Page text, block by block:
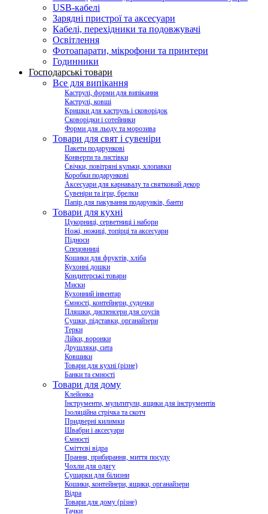
USB-кабелі
Зарядні пристрої та аксесуари
Кабелі, перехідники та подовжувачі
Освітлення
Фотоапарати, мікрофони та принтери
Годинники
Господарські товари
Все для випікання
Каструлі, форми для випікання
Каструлі, ковші
Кришки для каструль і сковорідок
Сковорідки і сотейники
Форми для льоду та морозива
Товари для свят і сувеніри
Пакети подарункові
Конверти та листівки
Свічки, повітряні кульки, хлопавки
Коробки подарункові
Аксесуари для карнавалу та святковий декор
Сувеніри та ігри, брелки
Папір для пакування подарунків, банти
Товари для кухні
Цукорниці, серветниці і набори
Ножі, ножиці, топірці та аксесуари
Підноси
Спецовниці
Кошики для фруктів, хліба
Кухонні дошки
Кондитерські товари
Миски
Кухонний інвентар
Ємності, контейнери, судочки
Пляшки, диспенсери для соусів
Сушки, підставки, органайзери
Терки
Лійки, воронки
Друшляки, сита
Ковшики
Товари для кухні (різне)
Банки та ємності
Товари для дому
Клейонка
Інструменти, мультитули, ящики для інструментів
Ізоляційна стрічка та скотч
Придверні килимки
Швабри і аксесуари
Ємності
Сміттєві відра
Прання, прибирання, миття посуду
Чохли для одягу
Сушарки для білизни
Кошики, контейнери, ящики, органайзери
Відра
Товари для дому (різне)
Тачки